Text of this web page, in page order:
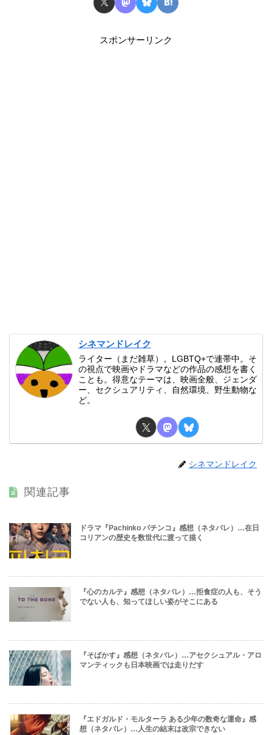
スポンサーリンク
シネマンドレイク
ライター（まだ雑草）。LGBTQ+で連帯中。そ
の視点で映画やドラマなどの作品の感想を書く
ことも。得意なテーマは、映画全般、ジェンダ
ー、セクシュアリティ、自然環境、野生動物な
ど。
シネマンドレイク
関連記事
ドラマ『Pachinko パチンコ』感想（ネタバレ）…在日
コリアンの歴史を数世代に渡って描く
『心のカルテ』感想（ネタバレ）…拒食症の人も、そう
でない人も、知ってほしい姿がそこにある
『そばかす』感想（ネタバレ）…アセクシュアル・アロ
マンティックも日本映画では走りだす
『エドガルド・モルターラ ある少年の数奇な運命』感
想（ネタバレ）…人生の結末は改宗できない